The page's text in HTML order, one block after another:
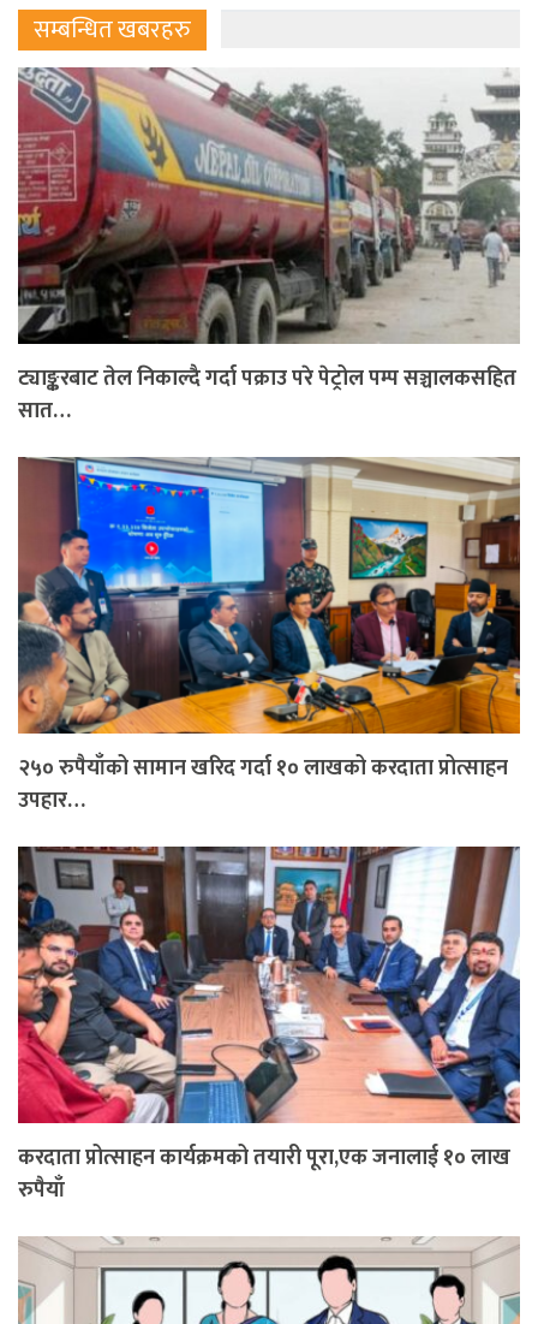
सम्बन्धित खबरहरु
ट्याङ्करबाट तेल निकाल्दै गर्दा पक्राउ परे पेट्रोल पम्प सञ्चालकसहित
सात…
२५० रुपैयाँको सामान खरिद गर्दा १० लाखको करदाता प्रोत्साहन
उपहार…
करदाता प्रोत्साहन कार्यक्रमको तयारी पूरा,एक जनालाई १० लाख
रुपैयाँ